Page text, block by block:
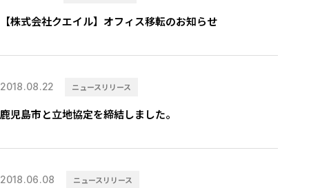
【株式会社クエイル】オフィス移転のお知らせ
2018.08.22 ニュースリリース
⿅児島市と⽴地協定を締結しました。
2018.06.08 ニュースリリース